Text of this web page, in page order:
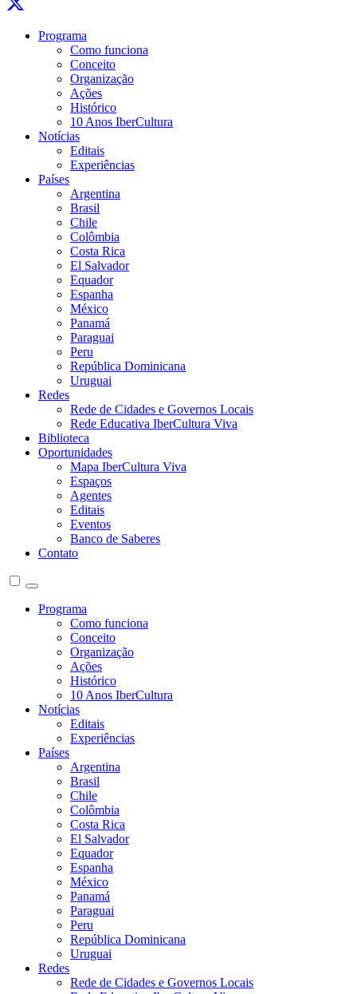
Programa
Como funciona
Conceito
Organização
Ações
Histórico
10 Anos IberCultura
Notícias
Editais
Experiências
Países
Argentina
Brasil
Chile
Colômbia
Costa Rica
El Salvador
Equador
Espanha
México
Panamá
Paraguai
Peru
República Dominicana
Uruguai
Redes
Rede de Cidades e Governos Locais
Rede Educativa IberCultura Viva
Biblioteca
Oportunidades
Mapa IberCultura Viva
Espaços
Agentes
Editais
Eventos
Banco de Saberes
Contato
Programa
Como funciona
Conceito
Organização
Ações
Histórico
10 Anos IberCultura
Notícias
Editais
Experiências
Países
Argentina
Brasil
Chile
Colômbia
Costa Rica
El Salvador
Equador
Espanha
México
Panamá
Paraguai
Peru
República Dominicana
Uruguai
Redes
Rede de Cidades e Governos Locais